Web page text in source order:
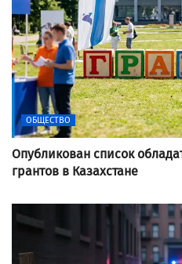
ОБЩЕСТВО
Опубликован список
грантов в Казахстане